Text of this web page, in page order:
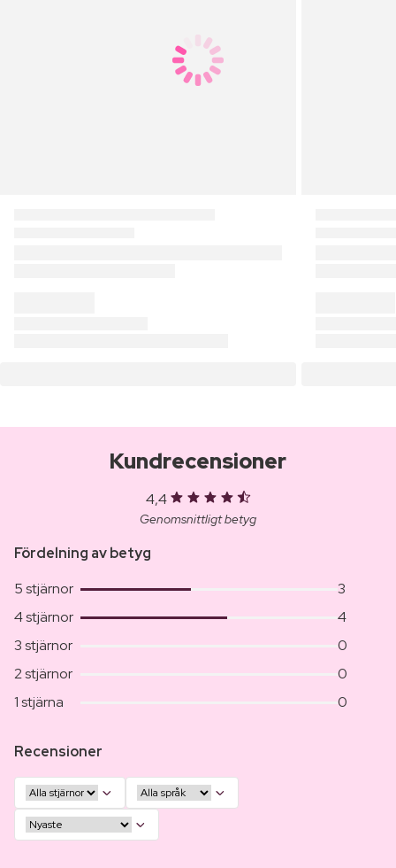
Kundrecensioner
4,4
Genomsnittligt betyg
Fördelning av betyg
5 stjärnor
3
4 stjärnor
4
3 stjärnor
0
2 stjärnor
0
1 stjärna
0
Recensioner